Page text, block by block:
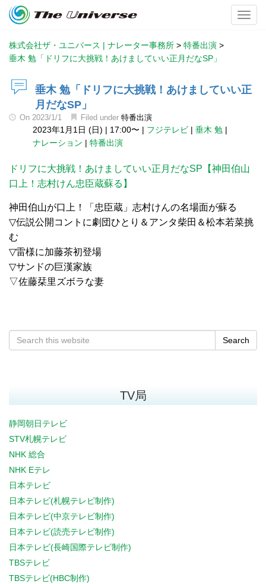
株式会社ザ・ユニバース | ナレーター事務所 > 特番出演 >
垂木 勉「ドリフに大挑戦！あけましていい正月だなSP」
垂木 勉「ドリフに大挑戦！あけましていい正
月だなSP」
On 2023/1/1 Filed under 特番出演
2023年1月1日 (日) | 17:00〜 | フジテレビ | 垂木 勉 |
ナレーション | 特番出演
ドリフに大挑戦！あけましていい正月だなSP【神田伯山
口上！志村けん忠臣蔵蘇る】
神田伯山が口上！「忠臣蔵」志村けんの名場面が蘇る
▽伝説公開コントに劇団ひとり＆アンタ柴田＆松本若菜挑
む
▽雷様に加藤茶初登場
▽サンドの巨漢家族
▽佐藤栞里ズボラな妻
Search
TV局
静岡朝日テレビ
STV札幌テレビ
NHK 総合
NHK Eテレ
日本テレビ
日本テレビ(札幌テレビ制作)
日本テレビ(中京テレビ制作)
日本テレビ(読売テレビ制作)
日本テレビ(長崎国際テレビ制作)
TBSテレビ
TBSテレビ(HBC制作)